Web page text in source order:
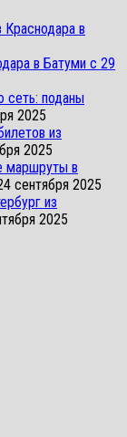
в
в Батуми с 29
сеть: поданы
2025
из
2025
маршруты в
сентября 2025
из
2025